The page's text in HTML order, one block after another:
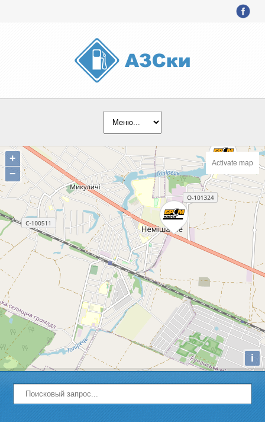
+
−
i
Activate map